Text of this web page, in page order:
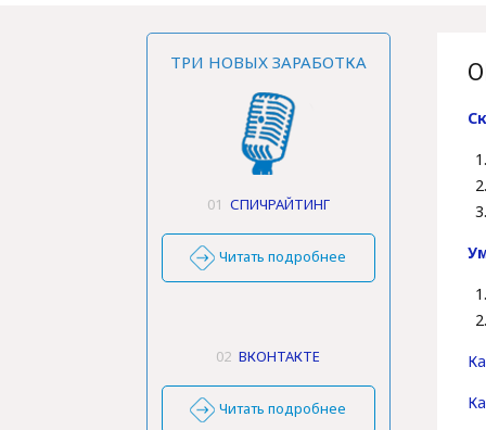
ТРИ НОВЫХ ЗАРАБОТКА
01 СПИЧРАЙТИНГ
Читать подробнее
02 ВКОНТАКТЕ
Читать подробнее